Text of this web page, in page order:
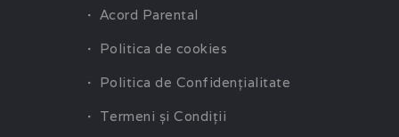
Acord Parental
Politica de cookies
Politica de Confidenţialitate
Termeni şi Condiţii